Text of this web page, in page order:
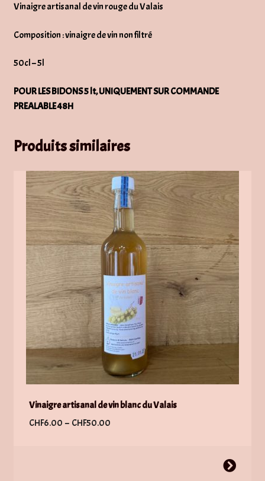
Vinaigre artisanal de vin rouge du Valais
Composition : vinaigre de vin non filtré
50cl – 5l
POUR LES BIDONS 5 lt, UNIQUEMENT SUR COMMANDE
PREALABLE 48H
Produits similaires
Vinaigre artisanal de vin blanc du Valais
CHF6.00 – CHF50.00Plage